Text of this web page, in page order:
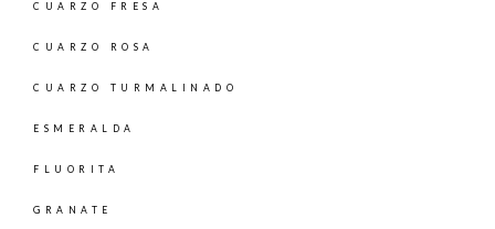
CUARZO FRESA
CUARZO ROSA
CUARZO TURMALINADO
ESMERALDA
FLUORITA
GRANATE